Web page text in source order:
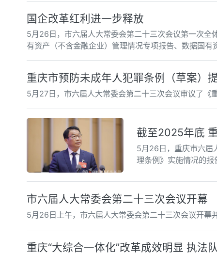
国企改革红利进一步释放
5月26日，市六届人大常委会第二十三次会议第一次
有资产（不含金融企业）管理情况专项报告、数据国
重庆市预防未成年人犯罪条例（草案）
5月27日，市六届人大常委会第二十三次会议审议了《
截至2025年底
5月26日，重庆市六届
理条例》实施情况的报
市六届人大常委会第二十三次会议开幕
5月26日上午，市六届人大常委会第二十三次会议开
重庆“大综合一体化”改革成效明显 执法